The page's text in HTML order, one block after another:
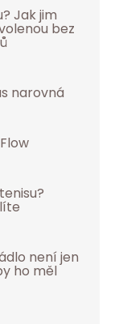
Jak jim
bez
narovná
není jen
ho měl